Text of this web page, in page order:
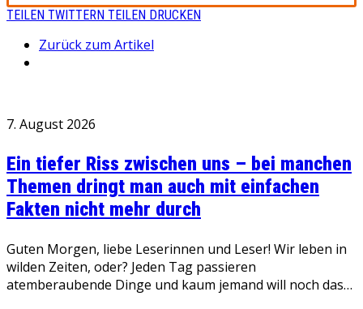
TEILEN TWITTERN TEILEN DRUCKEN
Zurück zum Artikel
7. August 2026
Ein tiefer Riss zwischen uns – bei manchen
Themen dringt man auch mit einfachen
Fakten nicht mehr durch
Guten Morgen, liebe Leserinnen und Leser! Wir leben in
wilden Zeiten, oder? Jeden Tag passieren
atemberaubende Dinge und kaum jemand will noch das…